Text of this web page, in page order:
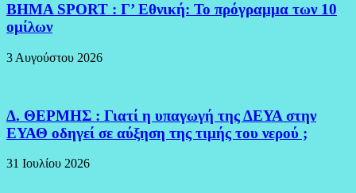
BHMA SPORT : Γ’ Εθνική: Το πρόγραμμα των 10
ομίλων
3 Αυγούστου 2026
Δ. ΘΕΡΜΗΣ : Γιατί η υπαγωγή της ΔΕΥΑ στην
ΕΥΑΘ οδηγεί σε αύξηση της τιμής του νερού ;
31 Ιουλίου 2026